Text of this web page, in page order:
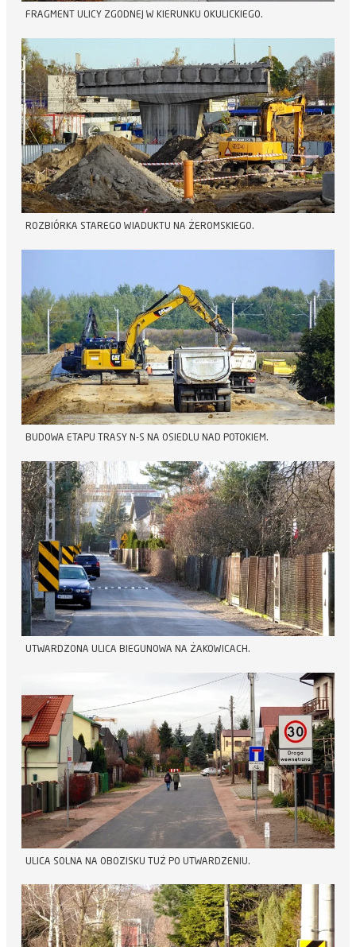
FRAGMENT ULICY ZGODNEJ W KIERUNKU OKULICKIEGO.
ROZBIÓRKA STAREGO WIADUKTU NA ŻEROMSKIEGO.
BUDOWA ETAPU TRASY N-S NA OSIEDLU NAD POTOKIEM.
UTWARDZONA ULICA BIEGUNOWA NA ŻAKOWICACH.
ULICA SOLNA NA OBOZISKU TUŻ PO UTWARDZENIU.